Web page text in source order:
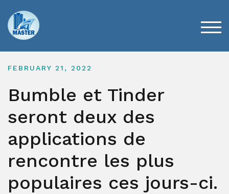
content
FEBRUARY 21, 2022
Bumble et Tinder
seront deux des
applications de
rencontre les plus
populaires ces jours-ci.